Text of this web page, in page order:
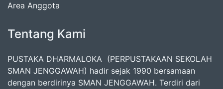
Area Anggota
Tentang Kami
PUSTAKA DHARMALOKA (PERPUSTAKAAN SEKOLAH
SMAN JENGGAWAH) hadir sejak 1990 bersamaan
dengan berdirinya SMAN JENGGAWAH. Terdiri dari